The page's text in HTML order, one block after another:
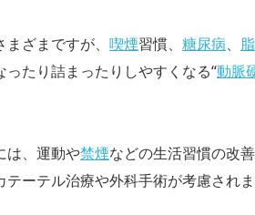
ざまですが、 喫煙習慣、 糖尿病、
たり詰まったりしやすくなる“動脈
は、運動や禁煙などの生活習慣の改
テーテル治療や外科手術が考慮され